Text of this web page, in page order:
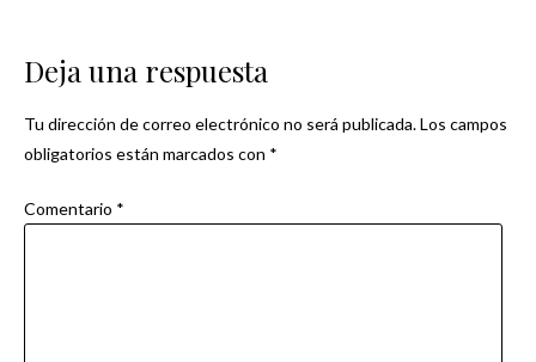
Deja una respuesta
Tu dirección de correo electrónico no será publicada.Los campos
obligatorios están marcados con *
Comentario *